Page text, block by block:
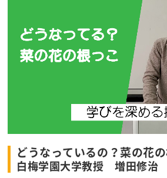
どうなっているの？菜の花
白梅学園大学教授 増田修治